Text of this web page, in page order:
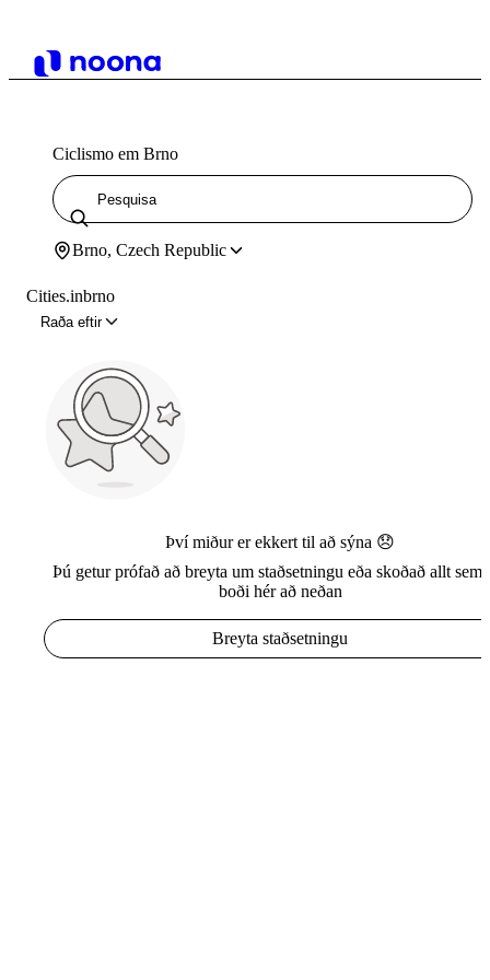
Ciclismo em Brno
Brno, Czech Republic
Cities.inbrno
Raða eftir
Því miður er ekkert til að sýna 😞
Þú getur prófað að breyta um staðsetningu eða skoðað allt sem
boði hér að neðan
Breyta staðsetningu